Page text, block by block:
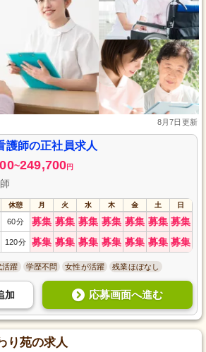
8月7日更新
護師の正社員求人
~249,700円
休憩 月 火 水 木 金 土 日
60分 募集 募集 募集 募集 募集 募集 募集
120分 募集 募集 募集 募集 募集 募集 募集
活躍 学歴不問 女性が活躍 残業ほぼなし
加 応募画面へ進む
り苑の求人